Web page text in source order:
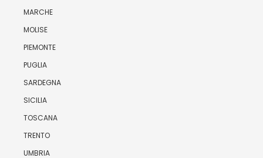
MARCHE
MOLISE
PIEMONTE
PUGLIA
SARDEGNA
SICILIA
TOSCANA
TRENTO
UMBRIA